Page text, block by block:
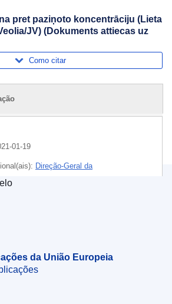
pret paziņoto koncentrāciju (Lieta
JV) (Dokuments attiecas uz
Como citar
01-19
Direção-Geral da
Europeia
económica
da União Europeia
da União Europeia